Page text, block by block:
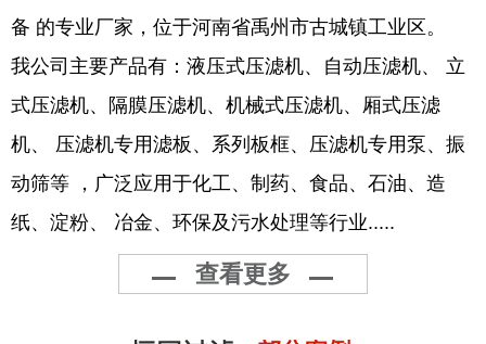
备 的专业厂家，位于河南省禹州市古城镇工业区。
我公司主要产品有：液压式压滤机、自动压滤机、 立
式压滤机、隔膜压滤机、机械式压滤机、厢式压滤
机、 压滤机专用滤板、系列板框、压滤机专用泵、振
动筛等 ，广泛应用于化工、制药、食品、石油、造
纸、淀粉、 冶金、环保及污水处理等行业.....
查看更多